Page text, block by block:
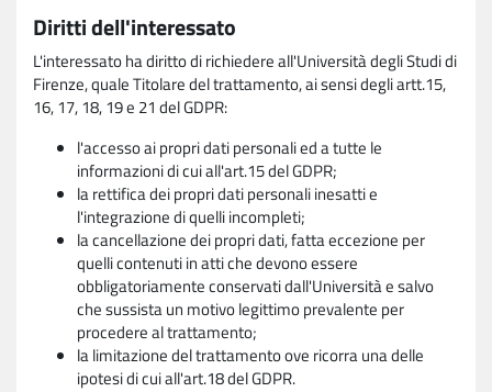
Diritti dell'interessato
L'interessato ha diritto di richiedere all'Università degli Studi di
Firenze, quale Titolare del trattamento, ai sensi degli artt.15,
16, 17, 18, 19 e 21 del GDPR:
l'accesso ai propri dati personali ed a tutte le
informazioni di cui all'art.15 del GDPR;
la rettifica dei propri dati personali inesatti e
l'integrazione di quelli incompleti;
la cancellazione dei propri dati, fatta eccezione per
quelli contenuti in atti che devono essere
obbligatoriamente conservati dall'Università e salvo
che sussista un motivo legittimo prevalente per
procedere al trattamento;
la limitazione del trattamento ove ricorra una delle
ipotesi di cui all'art.18 del GDPR.